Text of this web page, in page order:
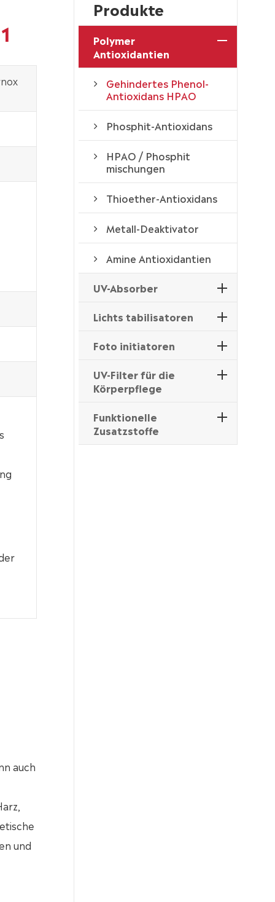
auch
und
Produkte
Polymer
Antioxidantien
Gehindertes Phenol-
Antioxidans HPAO
Phosphit-Antioxidans
HPAO / Phosphit
mischungen
Thioether-Antioxidans
Metall-Deaktivator
Amine Antioxidantien
UV-Absorber
Lichts tabilisatoren
Foto initiatoren
UV-Filter für die
Körperpflege
Funktionelle
Zusatzstoffe